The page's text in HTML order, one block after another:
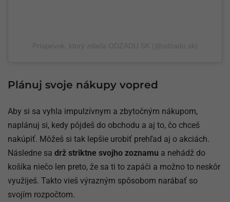
Plánuj svoje nákupy vopred
Aby si sa vyhla impulzívnym a zbytočným nákupom,
naplánuj si, kedy pôjdeš do obchodu a aj to, čo chceš
nakúpiť. Môžeš si tak lepšie urobiť prehľad aj o akciách.
Následne sa drž striktne svojho zoznamu a nehádž do
košíka niečo len preto, že sa ti to zapáči a možno to neskôr
využiješ. Takto vieš výrazným spôsobom narábať so
svojím rozpočtom.